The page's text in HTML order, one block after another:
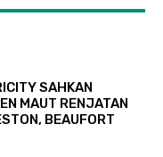
SAHKAN
MAUT RENJATAN
BEAUFORT